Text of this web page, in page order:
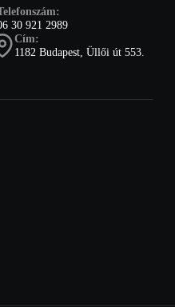
30 921 2989
Cím:
1182 Budapest, Üllői út 553.